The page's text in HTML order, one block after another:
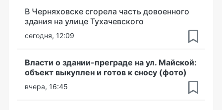
В Черняховске сгорела часть довоенного
здания на улице Тухачевского
сегодня, 12:09
Власти о здании-преграде на ул. Майской:
объект выкуплен и готов к сносу (фото)
вчера, 16:45